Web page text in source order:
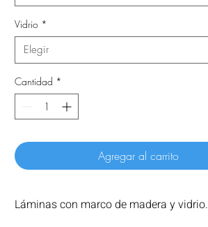
Vidrio *
Elegir
Cantidad *
Agregar al carrito
Láminas con marco de madera y vidrio.